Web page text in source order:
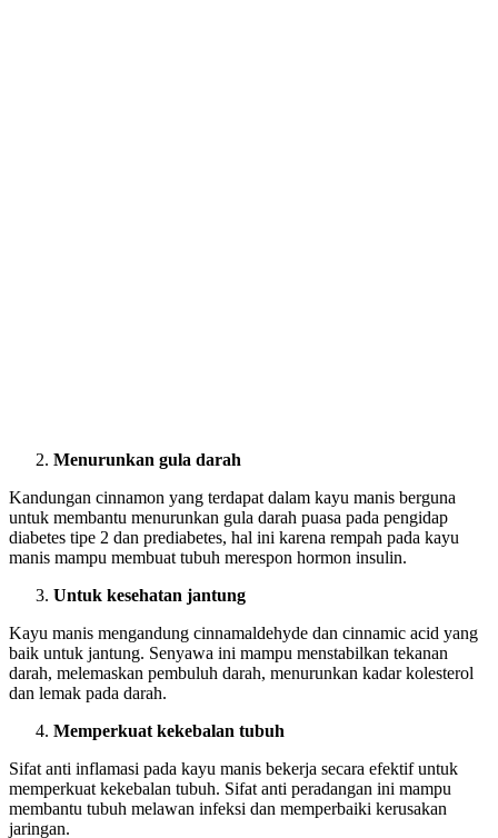
Menurunkan gula darah
Kandungan cinnamon yang terdapat dalam kayu manis berguna
untuk membantu menurunkan gula darah puasa pada pengidap
diabetes tipe 2 dan prediabetes, hal ini karena rempah pada kayu
manis mampu membuat tubuh merespon hormon insulin.
Untuk kesehatan jantung
Kayu manis mengandung cinnamaldehyde dan cinnamic acid yang
baik untuk jantung. Senyawa ini mampu menstabilkan tekanan
darah, melemaskan pembuluh darah, menurunkan kadar kolesterol
dan lemak pada darah.
Memperkuat kekebalan tubuh
Sifat anti inflamasi pada kayu manis bekerja secara efektif untuk
memperkuat kekebalan tubuh. Sifat anti peradangan ini mampu
membantu tubuh melawan infeksi dan memperbaiki kerusakan
jaringan.